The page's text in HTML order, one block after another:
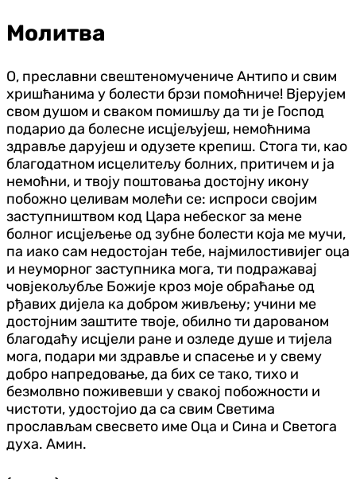
Молитва
О, преславни свештеномучениче Антипо и свим
хришћанима у болести брзи помоћниче! Вјерујем
свом душом и сваком помишљу да ти је Господ
подарио да болесне исцјељујеш, немоћнима
здравље дарујеш и одузете крепиш. Стога ти, као
благодатном исцелитељу болних, притичем и ја
немоћни, и твоју поштовања достојну икону
побожно целивам молећи се: испроси својим
заступништвом код Цара небеског за мене
болног исцјељење од зубне болести која ме мучи,
па иако сам недостојан тебе, најмилостивијег оца
и неуморног заступника мога, ти подражавај
човјекољубље Божије кроз моје обраћање од
рђавих дијела ка добром живљењу; учини ме
достојним заштите твоје, обилно ти дарованом
благодаћу исцјели ране и озледе душе и тијела
мога, подари ми здравље и спасење и у свему
добро напредовање, да бих се тако, тихо и
безмолвно поживевши у свакој побожности и
чистоти, удостојио да са свим Светима
прослављам свесвето име Оца и Сина и Светога
духа. Амин.